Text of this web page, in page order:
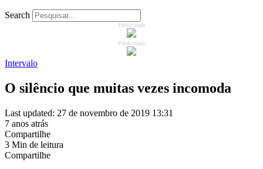
Search
Publicidade
Publicidade
Intervalo
O silêncio que muitas vezes incomoda
Last updated: 27 de novembro de 2019 13:31
7 anos atrás
Compartilhe
3 Min de leitura
Compartilhe